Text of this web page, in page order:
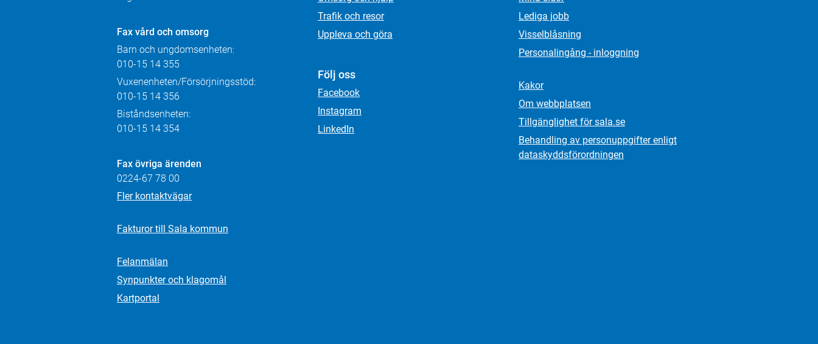
Fax vård och omsorg
Barn och ungdomsenheten:
010-15 14 355
Vuxenenheten/Försörjningsstöd:
010-15 14 356
Biståndsenheten:
010-15 14 354
Fax övriga ärenden
0224-67 78 00
Fler kontaktvägar
Fakturor till Sala kommun
Felanmälan
Synpunkter och klagomål
Kartportal
Trafik och resor
Uppleva och göra
Följ oss
Facebook
Instagram
LinkedIn
Lediga jobb
Visselblåsning
Personalingång - inloggning
Kakor
Om webbplatsen
Tillgänglighet för sala.se
Behandling av personuppgifter enligt
dataskydds­förordningen